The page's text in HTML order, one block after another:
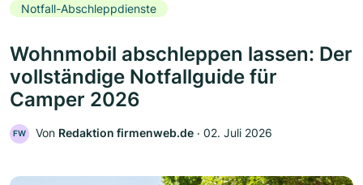
Notfall-Abschleppdienste
Wohnmobil abschleppen lassen: Der
vollständige Notfallguide für
Camper 2026
FW Von Redaktion firmenweb.de ‧ 02. Juli 2026